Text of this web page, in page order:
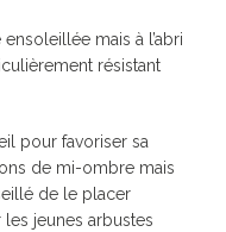
mais à l’abri
résistant
pour favoriser sa
de mi-ombre mais
de le placer
les jeunes arbustes